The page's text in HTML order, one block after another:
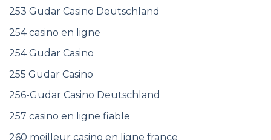
253 Gudar Casino Deutschland
254 casino en ligne
254 Gudar Casino
255 Gudar Casino
256-Gudar Casino Deutschland
257 casino en ligne fiable
260 meilleur casino en ligne france